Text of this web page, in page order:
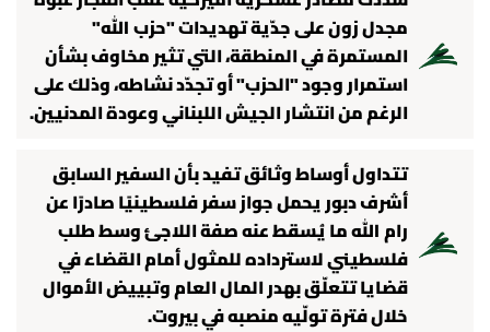
اقتصاد
العالم
ثقافة وفنون
فصل من كتاب
مجدل زون على جدّية تهديدات "حزب الله"
المستمرة في المنطقة، التي تثير مخاوف بشأن
استمرار وجود "الحزب" أو تجدّد نشاطه، وذلك على
الرغم من انتشار الجيش اللبناني وعودة المدنيين.
تتداول أوساط وثائق تفيد بأن السفير السابق
أشرف دبور يحمل جواز سفر فلسطينيًا صادرًا عن
رام الله ما يُسقط عنه صفة اللاجئ وسط طلب
فلسطيني لاسترداده للمثول أمام القضاء في
قضايا تتعلّق بهدر المال العام وتبييض الأموال
خلال فترة تولّيه منصبه في بيروت.